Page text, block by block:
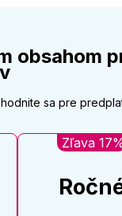
obsahom
sa pre
Zľava